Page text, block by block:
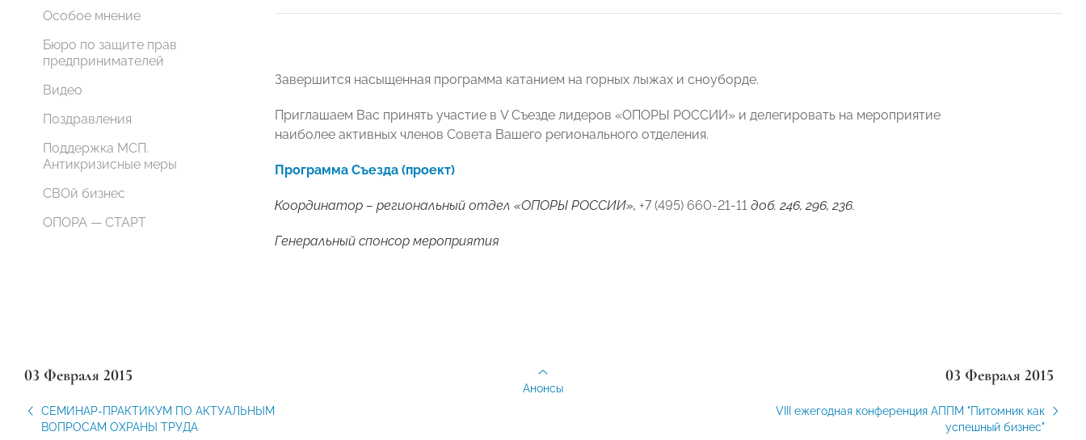
Особое мнение
Бюро по защите прав
предпринимателей
Видео
Поздравления
Поддержка МСП.
Антикризисные меры
СВОй бизнес
ОПОРА — СТАРТ
Завершится насыщенная программа катанием на горных лыжах и сноуборде.
Приглашаем Вас принять участие в V Съезде лидеров «ОПОРЫ РОССИИ» и делегировать на мероприятие
наиболее активных членов Совета Вашего регионального отделения.
Программа Съезда (проект)
Координатор – региональный отдел «ОПОРЫ РОССИИ», +7 (495) 660-21-11 доб. 246, 296, 236.
Генеральный спонсор мероприятия
03 Февраля 2015
СЕМИНАР-ПРАКТИКУМ ПО АКТУАЛЬНЫМ
ВОПРОСАМ ОХРАНЫ ТРУДА
03 Февраля 2015
VIII ежегодная конференция АППМ "Питомник как
успешный бизнес"
Анонсы